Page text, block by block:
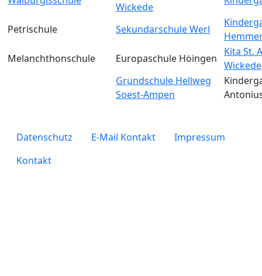
Wickede
Petrischule Sekundarschule Werl
Melanchthonschule
Europaschule Höingen
Kita St.
Wickede
Grundschule Hellweg
Soest-Ampen
legals
Datenschutz E-Mail Kontakt
Impressum
Kontakt